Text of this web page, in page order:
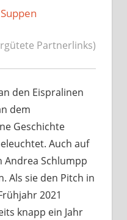
Partnerlinks)
den Eispralinen
dem
Geschichte
Auch auf
Andrea Schlumpp
Als sie den Pitch in
2021
knapp ein Jahr